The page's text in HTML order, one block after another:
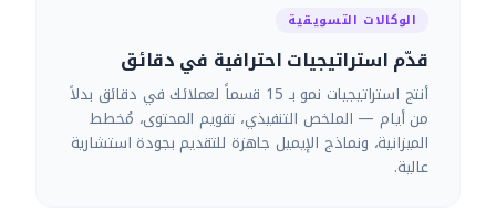
الوكالات التسويقية
قدّم استراتيجيات احترافية في دقائق
أنتج استراتيجيات نمو بـ 15 قسماً لعملائك في دقائق بدلاً
من أيام — الملخص التنفيذي، تقويم المحتوى، مُخطط
الميزانية، ونماذج الإيميل جاهزة للتقديم بجودة استشارية
عالية.